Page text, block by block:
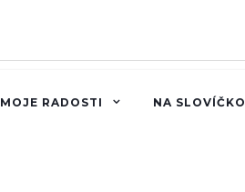
MOJE RADOSTI NA SLOVÍČKO